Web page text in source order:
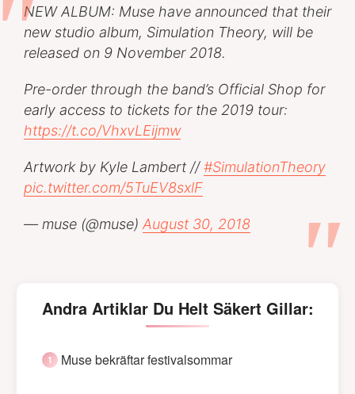
NEW ALBUM: Muse have announced that their
new studio album, Simulation Theory, will be
released on 9 November 2018.
Pre-order through the band’s Official Shop for
early access to tickets for the 2019 tour:
https://t.co/VhxvLEijmw
Artwork by Kyle Lambert //#SimulationTheory
pic.twitter.com/5TuEV8sxlF
— muse (@muse) August 30, 2018
Andra Artiklar Du Helt Säkert Gillar:
Muse bekräftar festivalsommar